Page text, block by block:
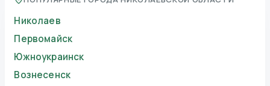
Николаев
Первомайск
Южноукраинск
Вознесенск